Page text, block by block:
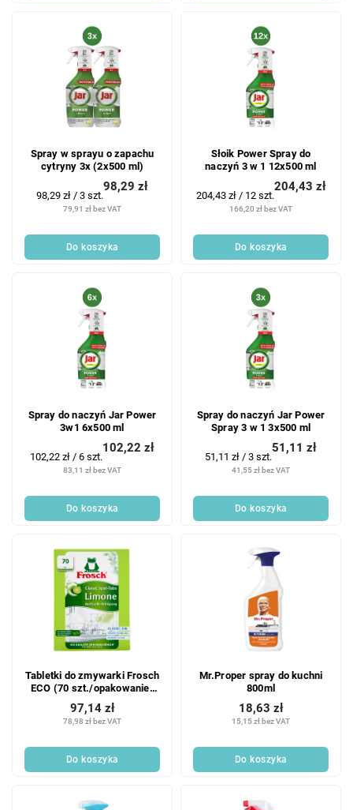
Spray w sprayu o zapachu
cytryny 3x (2x500 ml)
79,91 zł bez VAT
98,29 zł
Cena
jednostkowa:
98,29 zł / 3 szt.
Do koszyka
Słoik Power Spray do
naczyń 3 w 1 12x500 ml
166,20 zł bez VAT
204,43 zł
Cena
jednostkowa:
204,43 zł / 12 szt.
Do koszyka
Spray do naczyń Jar Power
3w1 6x500 ml
83,11 zł bez VAT
102,22 zł
Cena
jednostkowa:
102,22 zł / 6 szt.
Do koszyka
Spray do naczyń Jar Power
Spray 3 w 1 3x500 ml
41,55 zł bez VAT
51,11 zł
Cena
jednostkowa:
51,11 zł / 3 szt.
Do koszyka
Tabletki do zmywarki Frosch
ECO (70 szt./opakowanie)
Limonkowe
78,98 zł bez VAT
97,14 zł
Do koszyka
Mr.Proper spray do kuchni
800ml
15,15 zł bez VAT
18,63 zł
Do koszyka